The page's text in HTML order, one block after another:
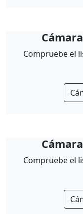
Compruebe el
Compruebe el